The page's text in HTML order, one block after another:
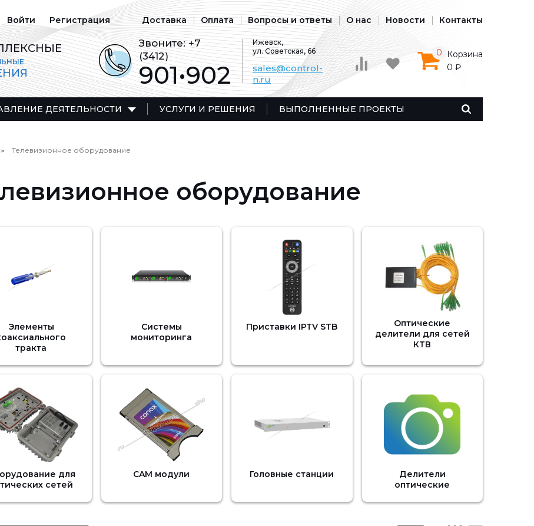
Войти Регистрация Доставка Оплата Вопросы и ответы О нас Новости Контакты
Звоните:+7
(3412)
901•902
Ижевск,
ул. Советская, 66
sales@control-
n.ru
Корзина
0
0 ₽
ДЕЯТЕЛЬНОСТИ УСЛУГИ И РЕШЕНИЯ ВЫПОЛНЕННЫЕ ПРОЕКТЫ
Телевизионное оборудование
оборудование
Элементы
тракта
Системы
мониторинга
Приставки IPTV STB
Оптические
делители для сетей
КТВ
для
сетей
CAM модули Головные станции
Делители
оптические